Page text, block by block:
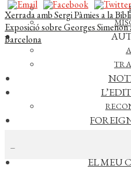
EL MEU
Navegació
d'entrades
Entrada
anterior:
Xerrada amb Sergi Pàmies a la
Pròxima
entrada:
Exposició sobre Georges
Barcelona
CERCAR NOTÍCIES